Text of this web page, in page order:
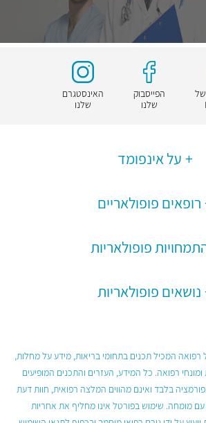
של
הפייסבוק
שלנו
האינסטגרם
שלנו
על אינפומד
רופאים פופולאריים
פופולאריות
נושאים פופולאריות
רפואה המכיל תכנים בתחומי בריאות, מידע על מחלות,
ומונחי רפואה. כל המידע, העזרים והתכנים המופיעים
בלבד ואינם מהווים המלצה רפואית, חוות דעת
עם מומחה. שימוש בפורטל אינו מחליף את אחריות